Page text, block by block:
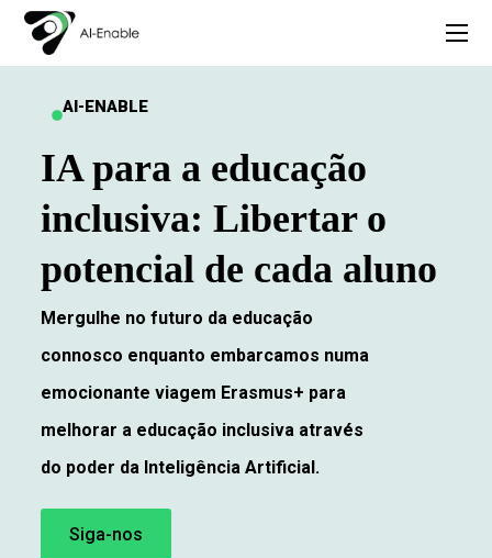
AI-ENABLE
IA para a educação
inclusiva: Libertar o
potencial de cada aluno
Mergulhe no futuro da educação
connosco enquanto embarcamos numa
emocionante viagem Erasmus+ para
melhorar a educação inclusiva através
do poder da Inteligência Artificial.
Siga-nos